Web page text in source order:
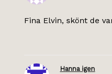
Fina Elvin, skönt de
Hanna igen